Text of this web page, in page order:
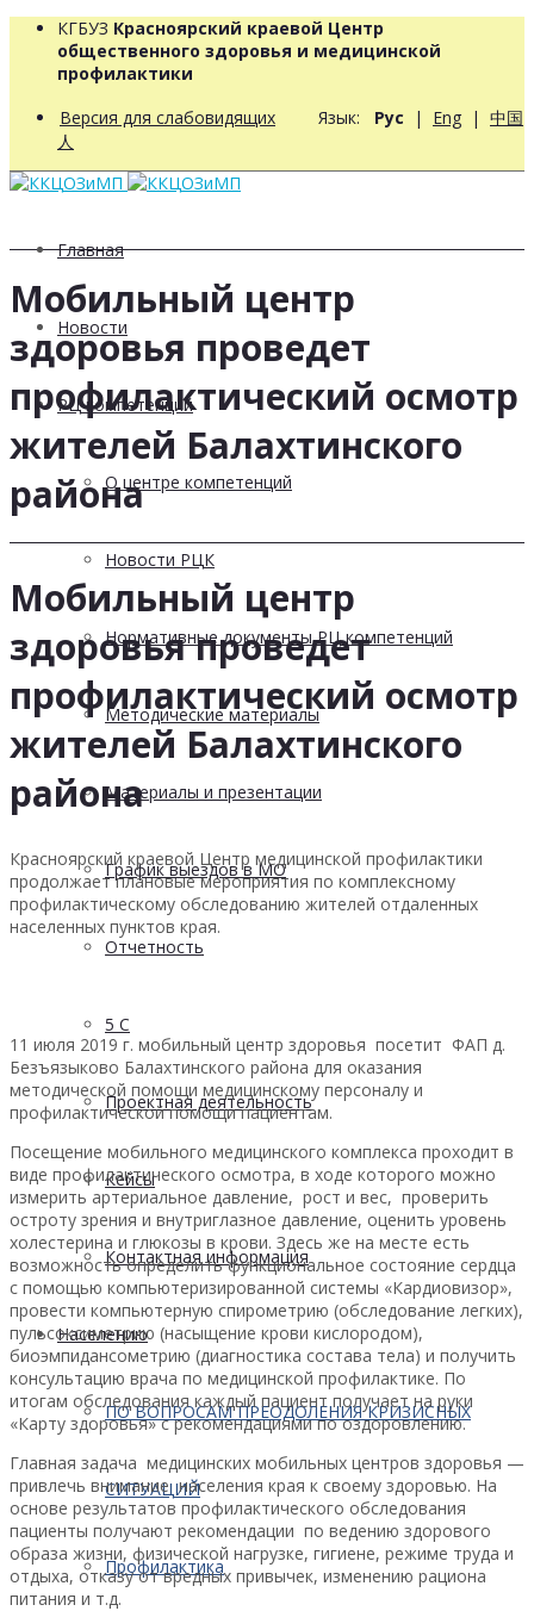
КГБУЗ Красноярский краевой Центр
общественного здоровья и медицинской
профилактики
Версия для слабовидящих Язык: Рус | Eng | 中国
人
Главная
Новости
РЦ компетенций
О центре компетенций
Новости РЦК
Нормативные документы РЦ компетенций
Методические материалы
Материалы и презентации
График выездов в МО
Отчетность
5 С
Проектная деятельность
Кейсы
Контактная информация
Населению
ПО ВОПРОСАМ ПРЕОДОЛЕНИЯ КРИЗИСНЫХ
СИТУАЦИЙ
Профилактика
Мобильный центр
здоровья проведет
профилактический осмотр
жителей Балахтинского
района
Мобильный центр
здоровья проведет
профилактический осмотр
жителей Балахтинского
района
Красноярский краевой Центр медицинской профилактики
продолжает плановые мероприятия по комплексному
профилактическому обследованию жителей отдаленных
населенных пунктов края.
11 июля 2019 г. мобильный центр здоровья посетит ФАП д.
Безъязыково Балахтинского района для оказания
методической помощи медицинскому персоналу и
профилактической помощи пациентам.
Посещение мобильного медицинского комплекса проходит в
виде профилактического осмотра, в ходе которого можно
измерить артериальное давление, рост и вес, проверить
остроту зрения и внутриглазное давление, оценить уровень
холестерина и глюкозы в крови. Здесь же на месте есть
возможность определить функциональное состояние сердца
с помощью компьютеризированной системы «Кардиовизор»,
провести компьютерную спирометрию (обследование легких),
пульсоксиметрию (насыщение крови кислородом),
биоэмпидансометрию (диагностика состава тела) и получить
консультацию врача по медицинской профилактике. По
итогам обследования каждый пациент получает на руки
«Карту здоровья» с рекомендациями по оздоровлению.
Главная задача медицинских мобильных центров здоровья —
привлечь внимание населения края к своему здоровью. На
основе результатов профилактического обследования
пациенты получают рекомендации по ведению здорового
образа жизни, физической нагрузке, гигиене, режиме труда и
отдыха, отказу от вредных привычек, изменению рациона
питания и т.д.